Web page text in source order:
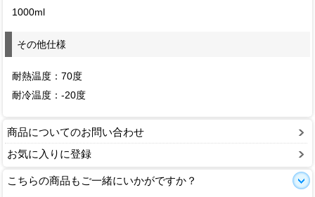
1000ml
その他仕様
耐熱温度：70度
耐冷温度：-20度
商品についてのお問い合わせ
お気に入りに登録
こちらの商品もご一緒にいかがですか？